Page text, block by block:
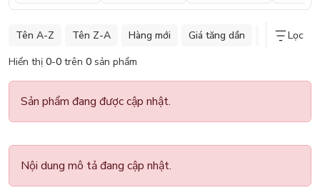
Hiển thị 0-0 trên 0 sản phẩm
Tên A-Z Tên Z-A Hàng mới Giá tăng dần Giá giảm dần
Lọc
Sản phẩm đang được cập nhật.
Nội dung mô tả đang cập nhật.